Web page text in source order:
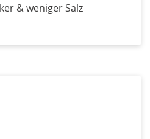
& weniger Salz